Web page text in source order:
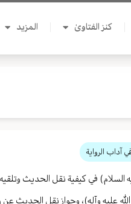
كنز الفتاوىٰ المزيد
آداب الرواية
السلام) في كيفية نقل الحديث
عليه وآله)، وجواز نقل الحديث